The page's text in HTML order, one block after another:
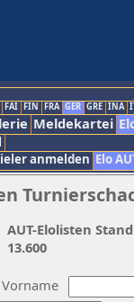
FAI FIN FRA GER GRE INA
Meldekartei
anmelden Elo
Vorname
AUT-Elolisten
13.600